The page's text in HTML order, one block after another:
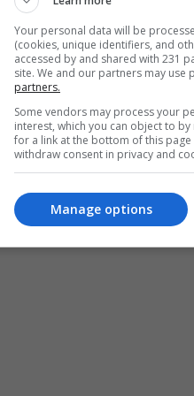
مع وكيل أعمال جوليان
قد يكون له دور حاسم في
مع أتلتيكومدريد
Your personal data will be
(cookies, unique identifiers, and
accessed by and shared with 231
site. We and our partners may use
partners.
Some vendors may process your
interest, which you can object to
for a link at the bottom of this
withdraw consent in privacy and
Manage options